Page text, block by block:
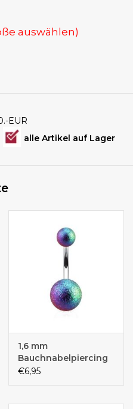
auswählen)
EUR
alle Artikel auf Lager
1,6 mm
Bauchnabelpiercing
Frost Effekt
€6,95